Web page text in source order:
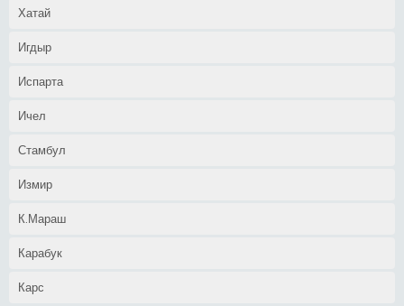
Хатай
Игдыр
Испарта
Ичел
Стамбул
Измир
К.Мараш
Карабук
Карс